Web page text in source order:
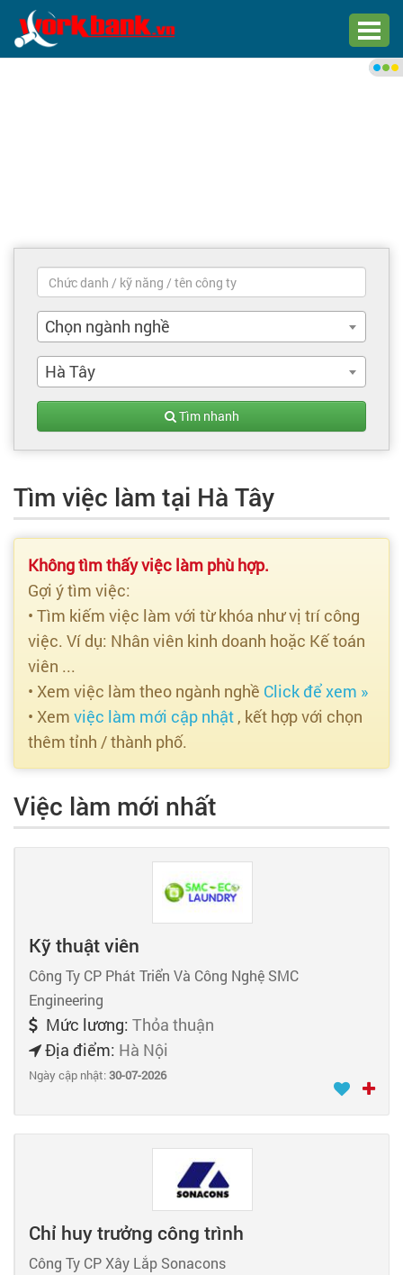
Việc làm mới nhất
Tìm việc làm
Tạo hồ sơ
Cẩm nang việc làm
Bạn cần tuyển người
Nhà tuyển dụng
Chọn ngành nghề
Hà Tây
Tìm nhanh
Tìm việc làm tại Hà Tây
Không tìm thấy việc làm phù hợp.
Gợi ý tìm việc:
• Tìm kiếm việc làm với từ khóa như vị trí công
việc. Ví dụ: Nhân viên kinh doanh hoặc Kế toán
viên ...
• Xem việc làm theo ngành nghề Click để xem »
• Xem việc làm mới cập nhật , kết hợp với chọn
thêm tỉnh / thành phố.
Việc làm mới nhất
Kỹ thuật viên
Công Ty CP Phát Triển Và Công Nghệ SMC
Engineering
Mức lương: Thỏa thuận
Địa điểm: Hà Nội
Ngày cập nhật:30-07-2026
Chỉ huy trưởng công trình
Công Ty CP Xây Lắp Sonacons